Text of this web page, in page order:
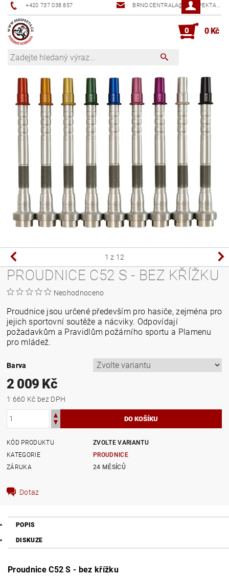
+420 737 038 857 BRNO.CENTRALA@PERSPEKTA.CZ
0 0 Kč
1 z 12
PROUDNICE C52 S - BEZ KŘÍŽKU
Neohodnoceno
Proudnice jsou určené především pro hasiče, zejména pro
jejich sportovní soutěže a nácviky. Odpovídají
požadavkům a Pravidlům požárního sportu a Plamenu
pro mládež.
Barva
2 009 Kč
1 660 Kč bez DPH
KÓD PRODUKTU
ZVOLTE VARIANTU
KATEGORIE
PROUDNICE
ZÁRUKA
24 MĚSÍCŮ
Dotaz
POPIS
DISKUZE
Proudnice C52 S - bez křížku